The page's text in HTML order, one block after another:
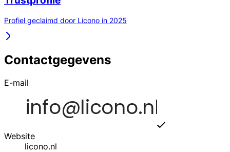
Profiel geclaimd door Licono in 2025
Contactgegevens
E-mail
Website
licono.nl